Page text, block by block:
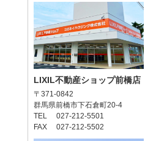
LIXIL不動産ショップ前橋店
〒371-0842
群馬県前橋市下石倉町20-4
TEL 027-212-5501
FAX 027-212-5502